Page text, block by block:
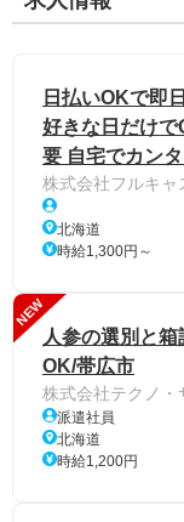
日払いOKで即
好きな日だけ
要 自宅でカン
株式会社フルキャ
北海道
時給1,300円～
NEW
人参の選別と
OK/帯広市
株式会社テクノ
派遣社員
北海道
時給1,200円